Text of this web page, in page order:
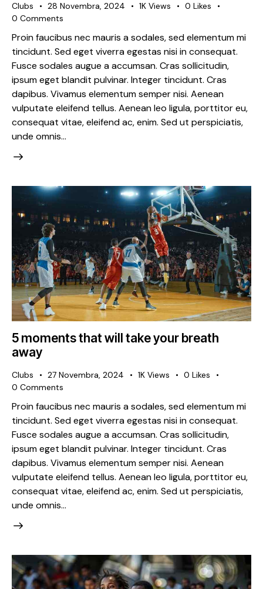
Clubs 28 Novembra, 2024 1K Views 0 Likes
0 Comments
Proin faucibus nec mauris a sodales, sed elementum mi
tincidunt. Sed eget viverra egestas nisi in consequat.
Fusce sodales augue a accumsan. Cras sollicitudin,
ipsum eget blandit pulvinar. Integer tincidunt. Cras
dapibus. Vivamus elementum semper nisi. Aenean
vulputate eleifend tellus. Aenean leo ligula, porttitor eu,
consequat vitae, eleifend ac, enim. Sed ut perspiciatis,
unde omnis…
5 moments that will take your breath
away
Clubs 27 Novembra, 2024 1K Views 0 Likes
0 Comments
Proin faucibus nec mauris a sodales, sed elementum mi
tincidunt. Sed eget viverra egestas nisi in consequat.
Fusce sodales augue a accumsan. Cras sollicitudin,
ipsum eget blandit pulvinar. Integer tincidunt. Cras
dapibus. Vivamus elementum semper nisi. Aenean
vulputate eleifend tellus. Aenean leo ligula, porttitor eu,
consequat vitae, eleifend ac, enim. Sed ut perspiciatis,
unde omnis…